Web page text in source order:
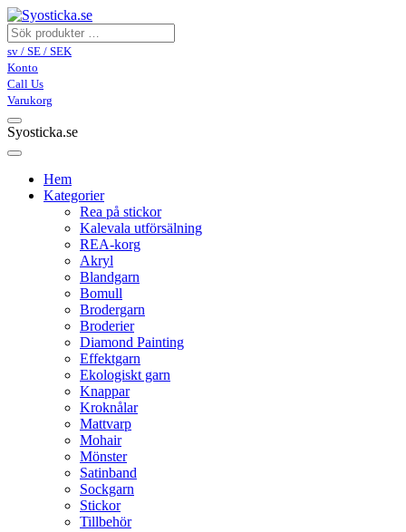
sv / SE / SEK
Konto
Call Us
Varukorg
Syosticka.se
Hem
Kategorier
Rea på stickor
Kalevala utförsälning
REA-korg
Akryl
Blandgarn
Bomull
Brodergarn
Broderier
Diamond Painting
Effektgarn
Ekologiskt garn
Knappar
Kroknålar
Mattvarp
Mohair
Mönster
Satinband
Sockgarn
Stickor
Tillbehör